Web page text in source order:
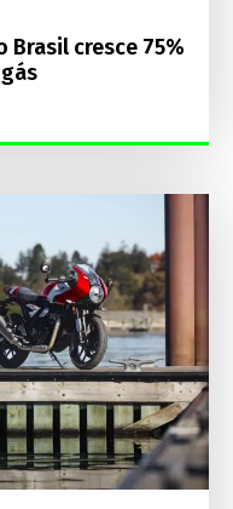
Brasil cresce 75%